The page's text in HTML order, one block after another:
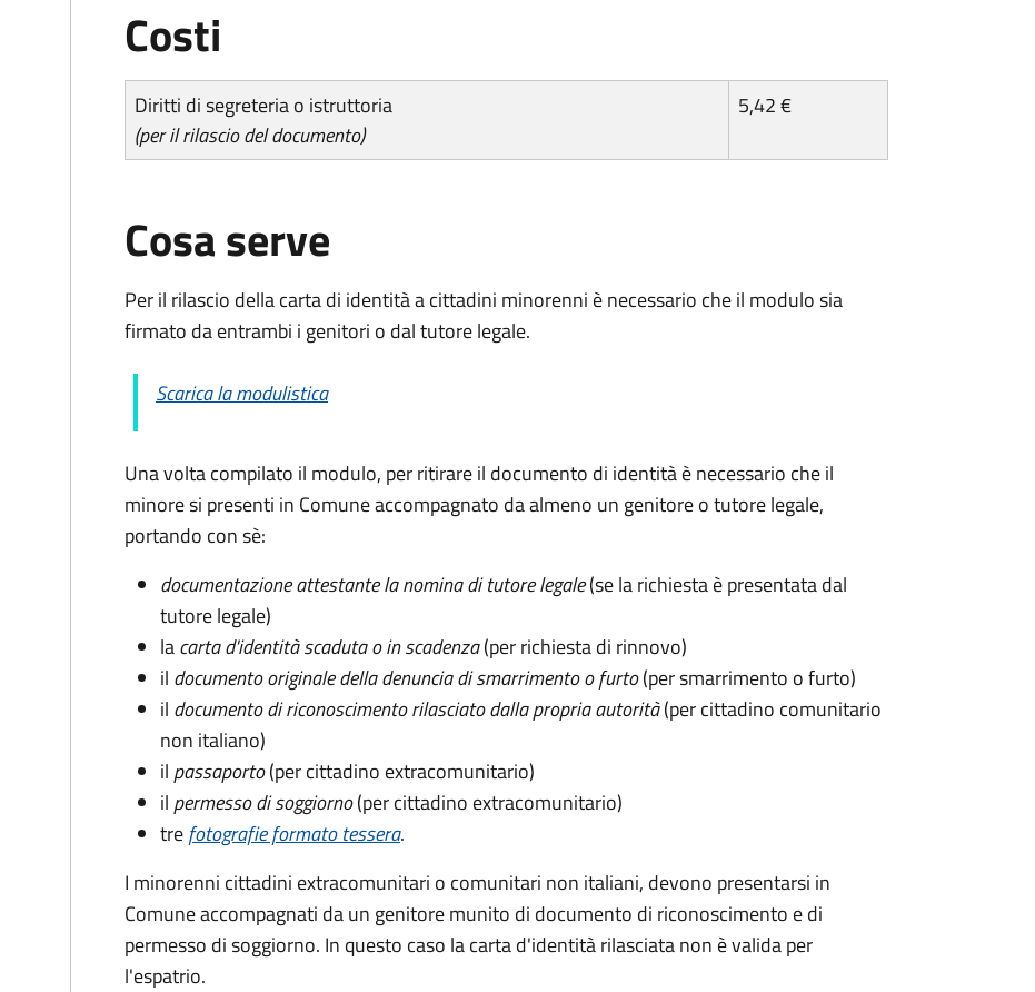
Costi
Diritti di segreteria o istruttoria
(per il rilascio del documento)
5,42 €
Cosa serve
Per il rilascio della carta di identità a cittadini minorenni è necessario che il modulo sia
firmato da entrambi i genitori o dal tutore legale.
Scarica la modulistica
Una volta compilato il modulo, per ritirare il documento di identità è necessario che il
minore si presenti in Comune accompagnato da almeno un genitore o tutore legale,
portando con sè:
documentazione attestante la nomina di tutore legale(se la richiesta è presentata dal
tutore legale)
lacarta d'identità scaduta o in scadenza(per richiesta di rinnovo)
il documento originale della denuncia di smarrimento o furto(per smarrimento o furto)
il documento di riconoscimento rilasciato dalla propria autorità(per cittadino comunitario
non italiano)
il passaporto(per cittadino extracomunitario)
il permesso di soggiorno(per cittadino extracomunitario)
trefotografie formato tessera.
I minorenni cittadini extracomunitari o comunitari non italiani, devono presentarsi in
Comune accompagnati da un genitore munito di documento di riconoscimento e di
permesso di soggiorno. In questo caso la carta d'identità rilasciata non è valida per
l'espatrio.